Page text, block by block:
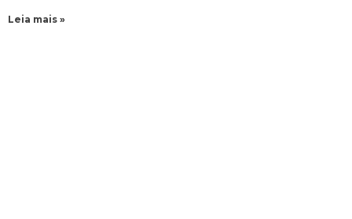
Leia mais »